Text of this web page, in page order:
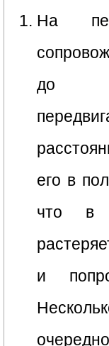
На
до
его в
что в
и